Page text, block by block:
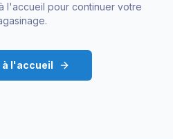
l'accueil pour continuer votre
à l'accueil